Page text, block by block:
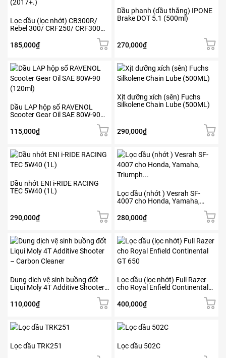
Lọc dầu (lọc nhớt) CB300R/
Rebel 300/ CRF250/ CRF300
185,000₫
Dầu phanh (dầu thắng) IPONE
Brake DOT 5.1 (500ml)
270,000₫
Dầu LAP hộp số RAVENOL
Scooter Gear Oil SAE 80W-90
115,000₫
Xịt dưỡng xích (sên) Fuchs
Silkolene Chain Lube (500ML)
290,000₫
Dầu nhớt ENI i-RIDE RACING
TEC 5W40 (1L)
290,000₫
Lọc dầu (nhớt ) Vesrah SF-
4007 cho Honda, Yamaha,
280,000₫
Dung dịch vệ sinh buồng đốt
Liqui Moly 4T Additive Shooter
110,000₫
Lọc dầu (lọc nhớt) Full Razer
cho Royal Enfield Continental
400,000₫
Lọc dầu TRK251 Lọc dầu 502C